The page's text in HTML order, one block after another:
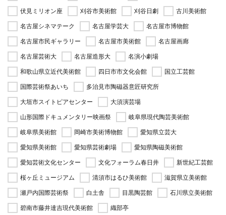
伏見ミリオン座 刈谷市美術館 刈谷日劇
古川美術館
名古屋シネマテーク
名古屋学芸大
名古屋市博物館
名古屋市民ギャラリー
名古屋市美術館
名古屋画廊
名古屋芸術大
名古屋造形大
名演小劇場
和歌山県立近代美術館
四日市市文化会館
国立工芸館
国際芸術祭あいち
多治見市陶磁器意匠研究所
大垣市スイトピアセンター
大須演芸場
山形国際ドキュメンタリー映画祭
岐阜県現代陶芸美術館
岐阜県美術館
岡崎市美術博物館
愛知県立芸大
愛知県美術館
愛知県芸術劇場
愛知県陶磁美術館
愛知芸術文化センター
文化フォーラム春日井
新世紀工芸館
桜ヶ丘ミュージアム
清須市はるひ美術館
滋賀県立美術館
瀬戸内国際芸術祭
白土舎 目黒陶芸館
石川県立美術館
碧南市藤井達吉現代美術館
織部亭